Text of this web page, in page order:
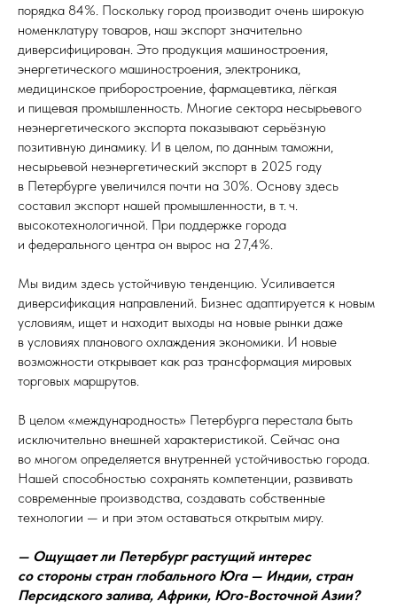
порядка 84%. Поскольку город производит очень широкую
номенклатуру товаров, наш экспорт значительно
диверсифицирован. Это продукция машиностроения,
энергетического машиностроения, электроника,
медицинское приборостроение, фармацевтика, лёгкая
и пищевая промышленность. Многие сектора несырьевого
неэнергетического экспорта показывают серьёзную
позитивную динамику. И в целом, по данным таможни,
несырьевой неэнергетический экспорт в 2025 году
в Петербурге увеличился почти на 30%. Основу здесь
составил экспорт нашей промышленности, в т. ч.
высокотехнологичной. При поддержке города
и федерального центра он вырос на 27,4%.
Мы видим здесь устойчивую тенденцию. Усиливается
диверсификация направлений. Бизнес адаптируется к новым
условиям, ищет и находит выходы на новые рынки даже
в условиях планового охлаждения экономики. И новые
возможности открывает как раз трансформация мировых
торговых маршрутов.
В целом «международность» Петербурга перестала быть
исключительно внешней характеристикой. Сейчас она
во многом определяется внутренней устойчивостью города.
Нашей способностью сохранять компетенции, развивать
современные производства, создавать собственные
технологии — и при этом оставаться открытым миру.
— Ощущает ли Петербург растущий интерес
со стороны стран глобального Юга — Индии, стран
Персидского залива, Африки, Юго-Восточной Азии?